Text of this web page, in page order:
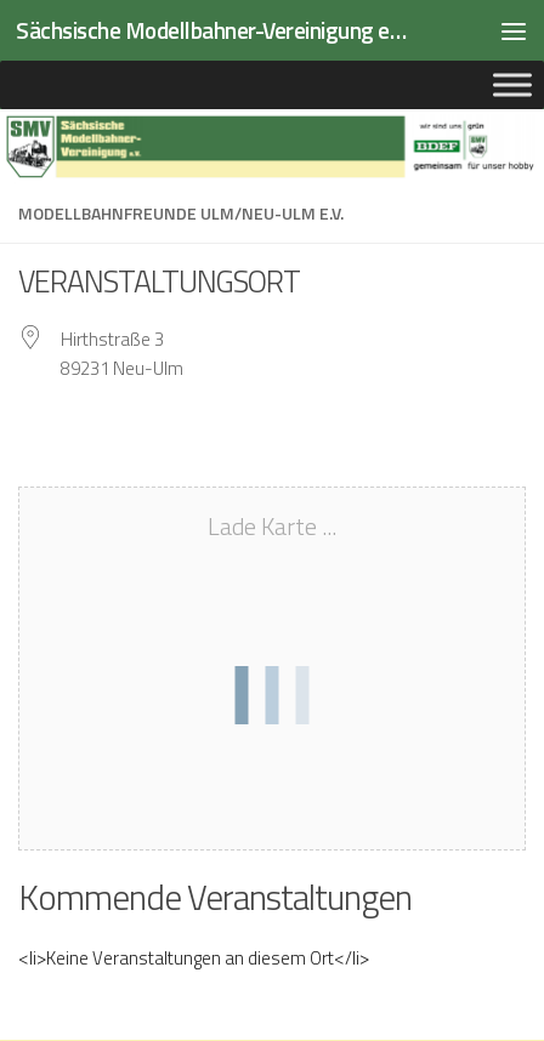
Zum Inhalt springen Sächsische Modellbahner-Vereinigung e.V.
MODELLBAHNFREUNDE ULM/NEU-ULM E.V.
VERANSTALTUNGSORT
Hirthstraße 3
89231 Neu-Ulm
Lade Karte ...
Kommende Veranstaltungen
<li>Keine Veranstaltungen an diesem Ort</li>